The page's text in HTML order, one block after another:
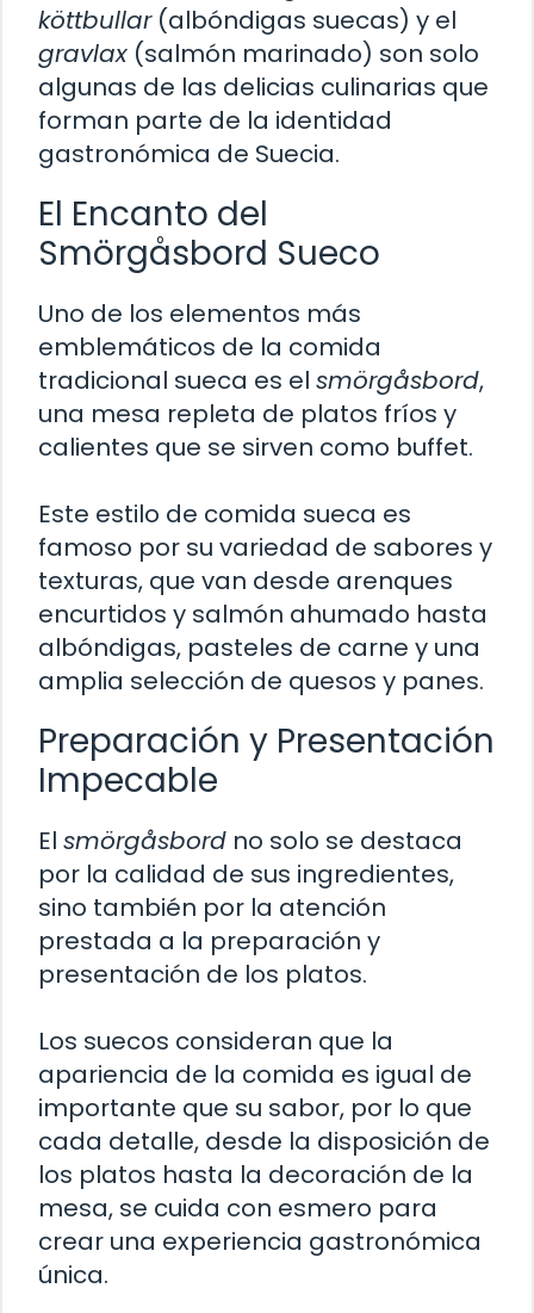
köttbullar(albóndigas suecas) y el
gravlax (salmón marinado) son solo
algunas de las delicias culinarias que
forman parte de la identidad
gastronómica de Suecia.
El Encanto del
Smörgåsbord Sueco
Uno de los elementos más
emblemáticos de la comida
tradicional sueca es el smörgåsbord,
una mesa repleta de platos fríos y
calientes que se sirven como buffet.
Este estilo de comida sueca es
famoso por su variedad de sabores y
texturas, que van desde arenques
encurtidos y salmón ahumado hasta
albóndigas, pasteles de carne y una
amplia selección de quesos y panes.
Preparación y Presentación
Impecable
El smörgåsbord no solo se destaca
por la calidad de sus ingredientes,
sino también por la atención
prestada a la preparación y
presentación de los platos.
Los suecos consideran que la
apariencia de la comida es igual de
importante que su sabor, por lo que
cada detalle, desde la disposición de
los platos hasta la decoración de la
mesa, se cuida con esmero para
crear una experiencia gastronómica
única.